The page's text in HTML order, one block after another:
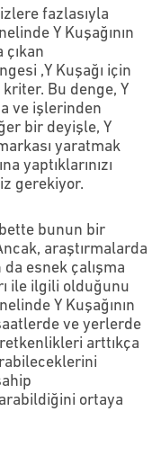
fazlasıyla
Y Kuşağının
,Y Kuşağı için
kriter. Bu denge, Y
ve işlerinden
bir deyişle, Y
yaratmak
yaptıklarınızı
gerekiyor.
bunun bir
araştırmalarda
esnek çalışma
ile ilgili olduğunu
Y Kuşağının
ve yerlerde
arttıkça
ortaya